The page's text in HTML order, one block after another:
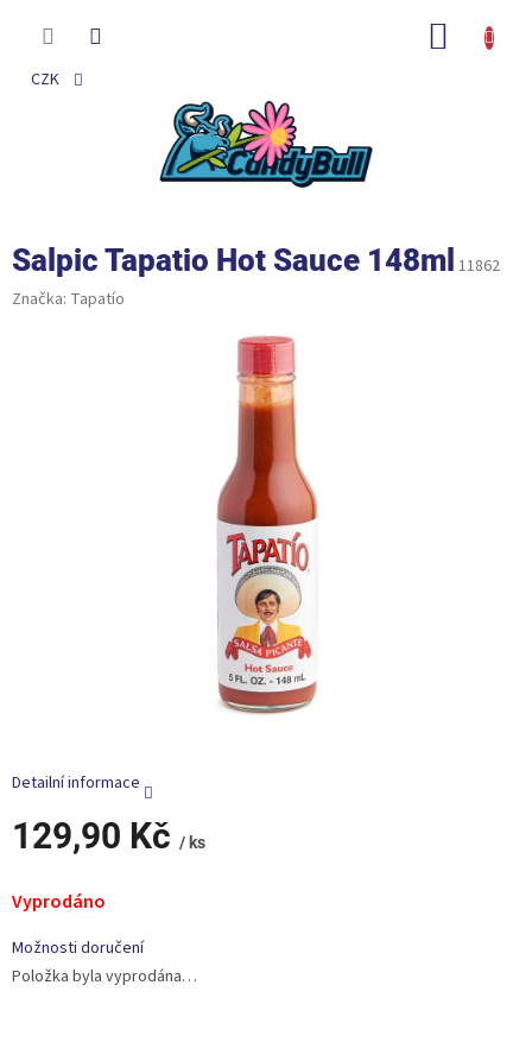
CZK
Salpic Tapatio Hot Sauce 148ml 11862
Značka: Tapatío
129,90 Kč / ks
cena:
Vyprodáno
Možnosti doručení
Položka byla vyprodána…
Detailní informace